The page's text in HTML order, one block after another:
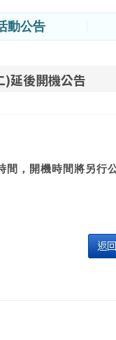
動公告
延後開機公告
間，開機時間將另行